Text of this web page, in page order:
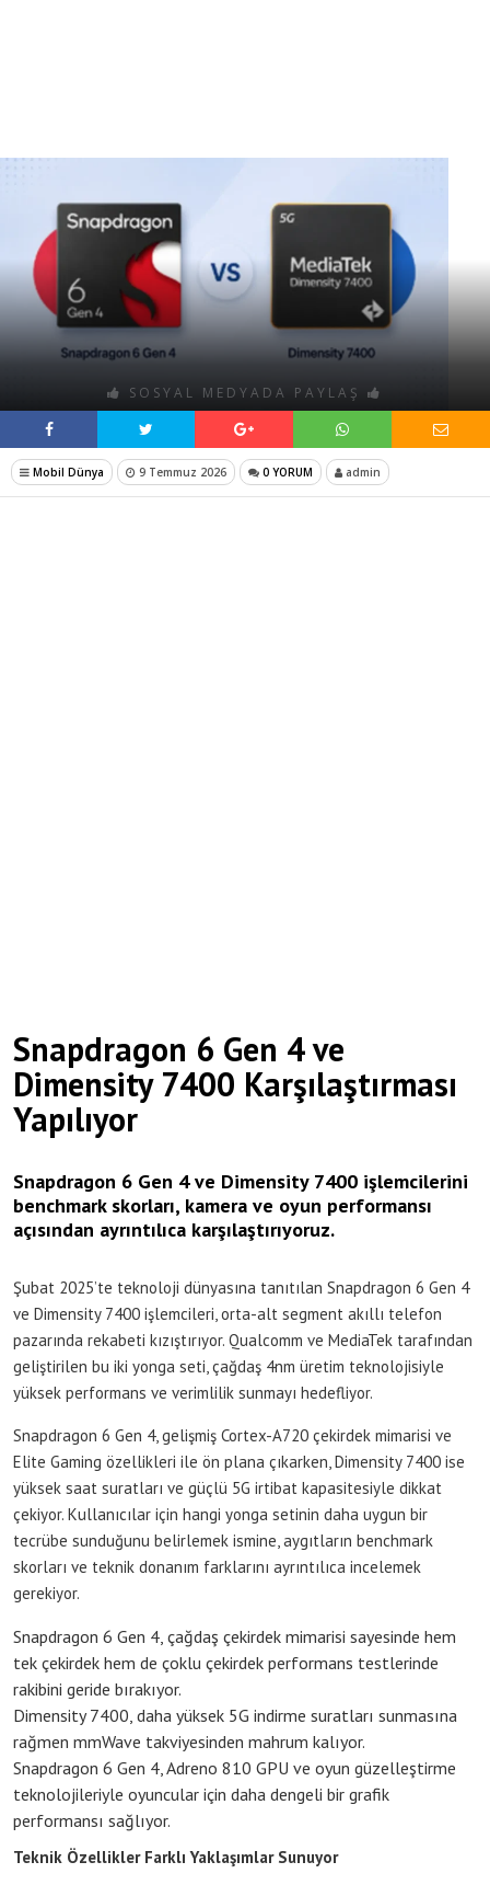
SOSYAL MEDYADA PAYLAŞ
Mobil Dünya 9 Temmuz 2026 0 YORUM admin
Snapdragon 6 Gen 4 ve
Dimensity 7400 Karşılaştırması
Yapılıyor
Snapdragon 6 Gen 4 ve Dimensity 7400 işlemcilerini
benchmark skorları, kamera ve oyun performansı
açısından ayrıntılıca karşılaştırıyoruz.
Şubat 2025’te teknoloji dünyasına tanıtılan Snapdragon 6 Gen 4
ve Dimensity 7400 işlemcileri, orta-alt segment akıllı telefon
pazarında rekabeti kızıştırıyor. Qualcomm ve MediaTek tarafından
geliştirilen bu iki yonga seti, çağdaş 4nm üretim teknolojisiyle
yüksek performans ve verimlilik sunmayı hedefliyor.
Snapdragon 6 Gen 4, gelişmiş Cortex-A720 çekirdek mimarisi ve
Elite Gaming özellikleri ile ön plana çıkarken, Dimensity 7400 ise
yüksek saat suratları ve güçlü 5G irtibat kapasitesiyle dikkat
çekiyor. Kullanıcılar için hangi yonga setinin daha uygun bir
tecrübe sunduğunu belirlemek ismine, aygıtların benchmark
skorları ve teknik donanım farklarını ayrıntılıca incelemek
gerekiyor.
Snapdragon 6 Gen 4, çağdaş çekirdek mimarisi sayesinde hem
tek çekirdek hem de çoklu çekirdek performans testlerinde
rakibini geride bırakıyor.
Dimensity 7400, daha yüksek 5G indirme suratları sunmasına
rağmen mmWave takviyesinden mahrum kalıyor.
Snapdragon 6 Gen 4, Adreno 810 GPU ve oyun güzelleştirme
teknolojileriyle oyuncular için daha dengeli bir grafik
performansı sağlıyor.
Teknik Özellikler Farklı Yaklaşımlar Sunuyor